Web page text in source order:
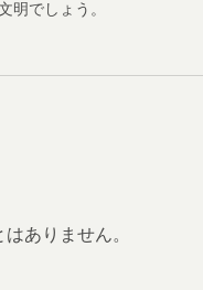
明でしょう。
ありません。